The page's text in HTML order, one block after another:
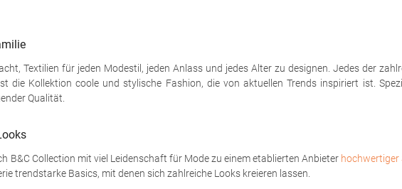
Textilien für jeden Modestil, jeden Anlass und jedes Alter zu designen. Jedes der
die Kollektion coole und stylische Fashion, die von aktuellen Trends inspiriert ist.
Qualität.
B&C Collection mit viel Leidenschaft für Mode zu einem etablierten Anbieter hochwertiger
trendstarke Basics, mit denen sich zahlreiche Looks kreieren lassen.